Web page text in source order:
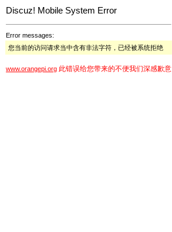
Discuz! Mobile System Error
Error messages:
您当前的访问请求当中含有非法字符，已经被系统拒绝
www.orangepi.org 此错误给您带来的不便我们深感歉意